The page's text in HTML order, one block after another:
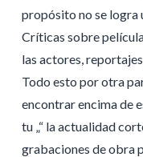
propósito no se logra
Críticas sobre
las actores,
Todo esto por otra
encontrar encima de
tu „“ la actualidad
grabaciones de obra